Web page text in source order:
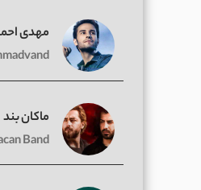
مهدی
ماکان بند
Band